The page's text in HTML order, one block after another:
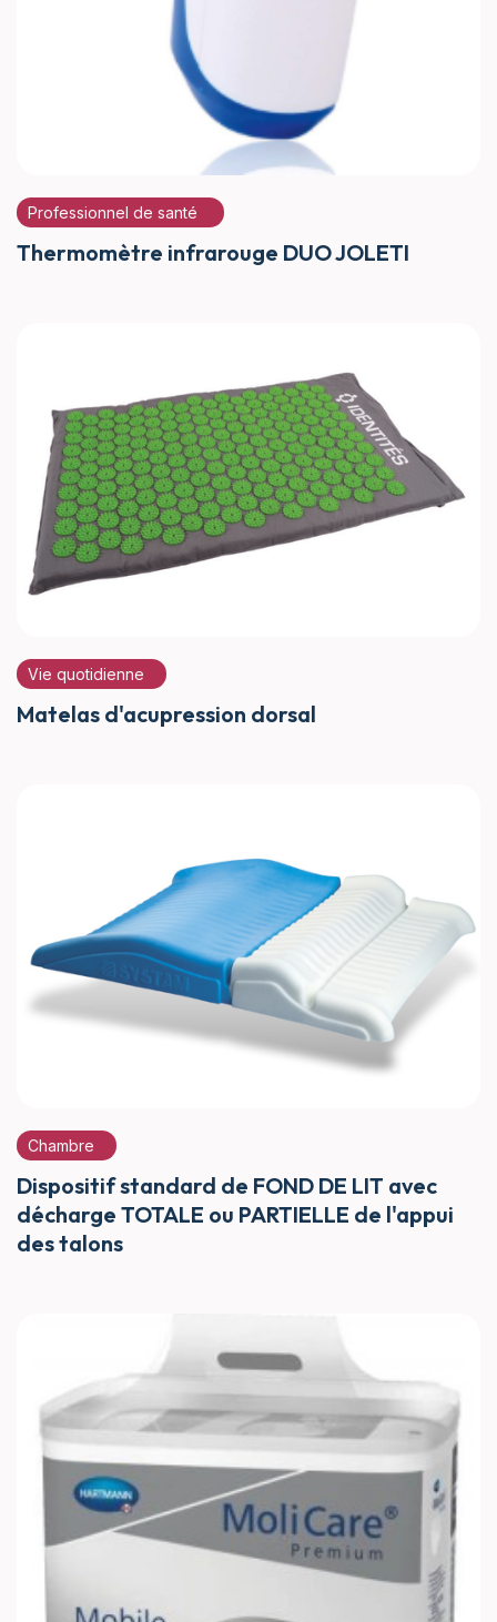
Professionnel de santé
Thermomètre infrarouge DUO JOLETI
Vie quotidienne
Matelas d'acupression dorsal
Chambre
Dispositif standard de FOND DE LIT avec
décharge TOTALE ou PARTIELLE de l'appui
des talons